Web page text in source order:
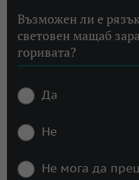
Възможен ли е
световен мащаб
горивата?
Да
Не
Не мога да